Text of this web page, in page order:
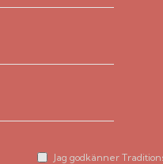
Jag godkänner